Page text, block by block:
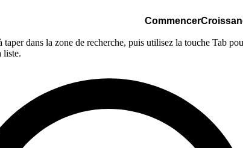
Commencer
taper dans la zone de recherche, puis utilisez la touche Tab
liste.